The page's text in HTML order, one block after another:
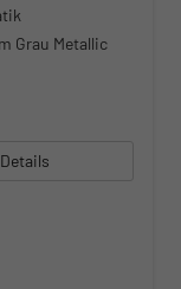
Grau Metallic
Details